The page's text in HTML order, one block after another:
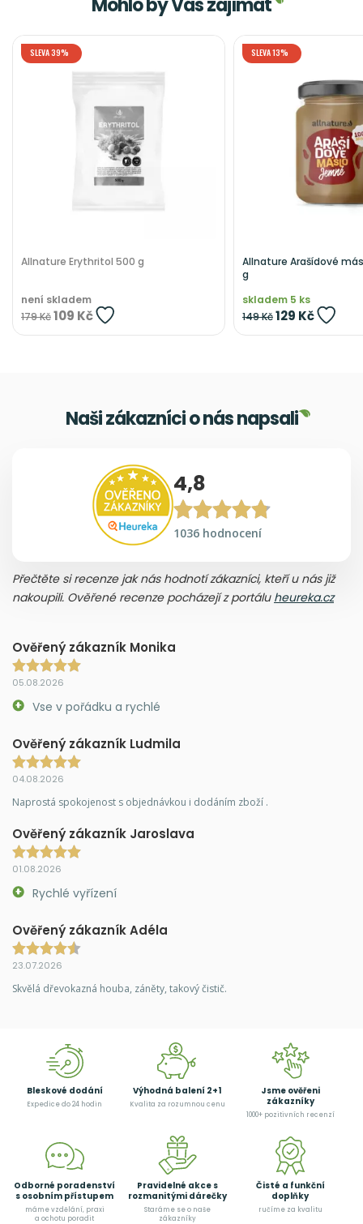
SLEVA 39%
Allnature Erythritol 500 g
není skladem
179 Kč109 Kč
SLEVA 13%
Allnature Arašídové
g
skladem 5 ks
149 Kč129 Kč
Naši zákazníci o nás napsali
4,8
1036 hodnocení
Přečtěte si recenze jak nás hodnotí zákazníci, kteří u nás již
nakoupili. Ověřené recenze pocházejí z portálu heureka.cz
Ověřený zákazník Monika
05.08.2026
Vse v pořádku a rychlé
Ověřený zákazník Ludmila
04.08.2026
Naprostá spokojenost s objednávkou i dodáním zboží .
Ověřený zákazník Jaroslava
01.08.2026
Rychlé vyřízení
Ověřený zákazník Adéla
23.07.2026
Skvělá dřevokazná houba, záněty, takový čistič.
Bleskové dodání
Expedice do 24 hodin
Výhodná balení 2+1
Kvalita za rozumnou cenu
Jsme ověřeni
zákazníky
1000+ pozitivních recenzí
Odborné poradenství
s osobním přístupem
máme vzdělání, praxi
a ochotu poradit
Pravidelné akce s
rozmanitými dárečky
Staráme se o naše
zákazníky
Čisté a funkční
doplňky
ručíme za kvalitu